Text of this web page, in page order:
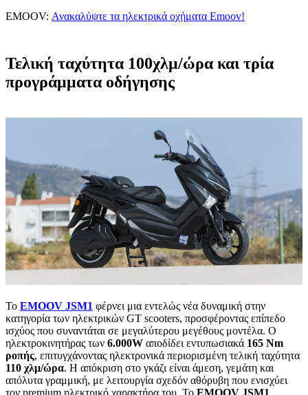
EMOOV: Ανακαλύψτε τα ηλεκτρικά οχήματα Emoov!
Τελική ταχύτητα 100χλμ/ώρα και τρία
προγράμματα οδήγησης
Το EMOOV JSM1 φέρνει μια εντελώς νέα δυναμική στην
κατηγορία των ηλεκτρικών GT scooters, προσφέροντας επίπεδο
ισχύος που συναντάται σε μεγαλύτερου μεγέθους μοντέλα. Ο
ηλεκτροκινητήρας των 6.000W αποδίδει εντυπωσιακά 165 Nm
ροπής, επιτυγχάνοντας ηλεκτρονικά περιορισμένη τελική ταχύτητα
110 χλμ/ώρα. Η απόκριση στο γκάζι είναι άμεση, γεμάτη και
απόλυτα γραμμική, με λειτουργία σχεδόν αθόρυβη που ενισχύει